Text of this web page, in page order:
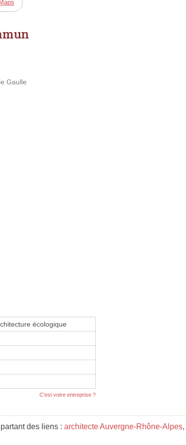
Gaulle
écologique
C'est votre entreprise ?
des liens : architecte Auvergne-Rhône-Alpes,